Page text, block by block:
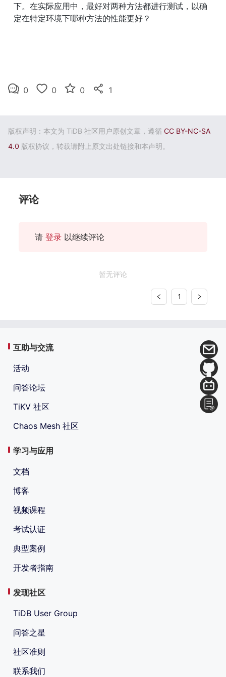
下。在实际应用中，最好对两种方法都进行测试，以确
定在特定环境下哪种方法的性能更好？
0 0 0 1
版权声明：本文为 TiDB 社区用户原创文章，遵循 CC BY-NC-SA
4.0 版权协议，转载请附上原文出处链接和本声明。
评论
请 登录 以继续评论
暂无评论
1
互助与交流
活动
问答论坛
TiKV 社区
Chaos Mesh 社区
学习与应用
文档
博客
视频课程
考试认证
典型案例
开发者指南
发现社区
TiDB User Group
问答之星
社区准则
联系我们